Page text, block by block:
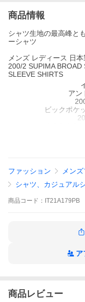
商品情報
シャツ生地の最高峰と
ーシャツ
メンズ レディース 日
200/2 SUPIMA
SLEEVE SHIRTS
アン
ビックポケ
ファッション メン
シャツ、カジュアル
商品 コード： IT21A179PB
ア
商品レビュー